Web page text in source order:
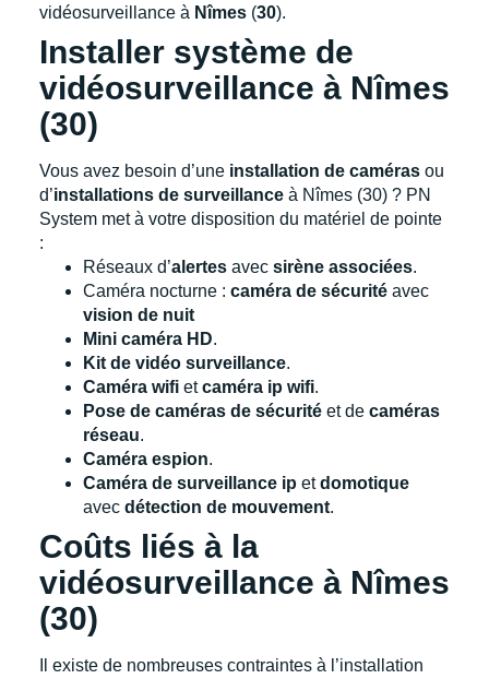
vidéosurveillance à Nîmes(30).
Installer système de
vidéosurveillance à Nîmes
(30)
Vous avez besoin d’une installation de camérasou
d’installations de surveillanceà Nîmes (30) ? PN
System met à votre disposition du matériel de pointe
:
Réseaux d’alertesavec sirène associées.
Caméra nocturne : caméra de sécuritéavec
vision de nuit
Mini caméra HD.
Kit de vidéo surveillance.
Caméra wifietcaméra ip wifi.
Pose de caméras de sécuritéet de caméras
réseau.
Caméra espion.
Caméra de surveillance ip etdomotique
avec détection de mouvement.
Coûts liés à la
vidéosurveillance à Nîmes
(30)
Il existe de nombreuses contraintes à l’installation